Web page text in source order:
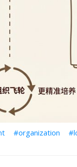
organization